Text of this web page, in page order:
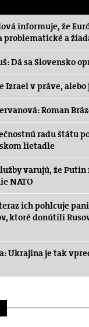
informuje, že
problematické a
Dá sa Slovensko
Izrael v práve, alebo
Roman
radu štátu
lietadle
varujú, že Putin
NATO
ich pohlcuje
ktoré donútili
Ukrajina je tak